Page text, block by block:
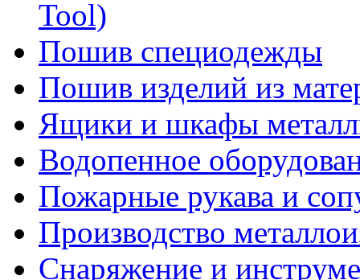
Tool)
Пошив специодежды
Пошив изделий из
Ящики и шкафы
Водопенное
Пожарные рукава и
Производство
Снаряжение и